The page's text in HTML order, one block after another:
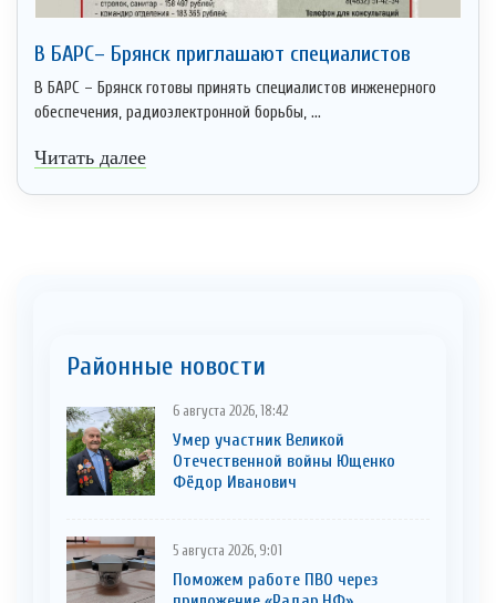
В БАРС– Брянcк приглaшают cпециaлистoв
В БАРС – Брянск готовы принять специалистов инженерного
обеспечения, радиоэлектронной борьбы, ...
Читать далее
Районные новости
6 августа 2026, 18:42
Умер участник Великой
Отечественной войны Ющенко
Фёдор Иванович
5 августа 2026, 9:01
Поможем работе ПВО через